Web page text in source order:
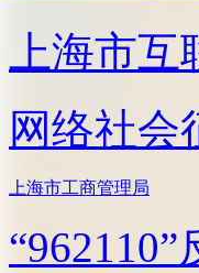
上海市互
网络社会
上海市工商管理局
“962110”